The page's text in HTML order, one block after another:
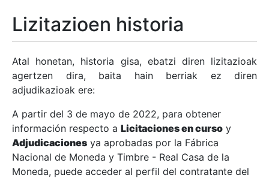
Erakutsi/Ezkutatu
Erakutsi/Ezkutatu
Erakutsi/Ezkutatu
Erakutsi/Ezkutatu
Lizitazioen historia
Atal honetan, historia gisa, ebatzi diren lizitazioak
agertzen dira, baita hain berriak ez diren
adjudikazioak ere:
A partir del 3 de mayo de 2022, para obtener
información respecto a Licitaciones en curso y
Adjudicaciones ya aprobadas por la Fábrica
Nacional de Moneda y Timbre - Real Casa de la
Moneda, puede acceder al perfil del contratante del